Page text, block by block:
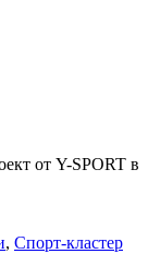
от Y-SPORT в
, Спорт-кластер